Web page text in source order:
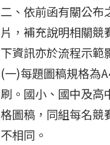
二、依前函有關公布
片，補充說明相關競
下資訊亦於流程示範
(一)每題圖稿規格為
刷。國小、國中及高
格圖稿，同組每名競
不相同。